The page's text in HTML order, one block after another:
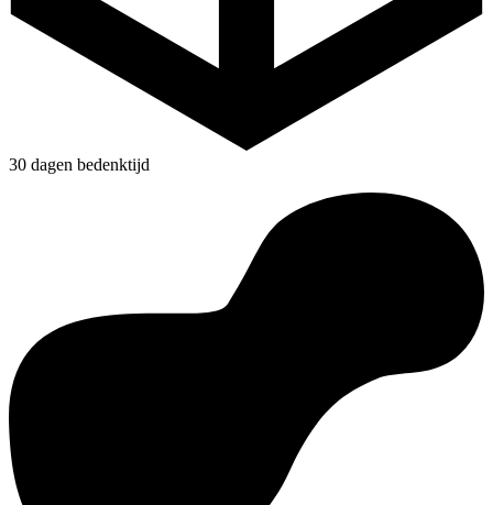
30 dagen bedenktijd